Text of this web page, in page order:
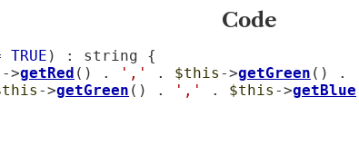
Code
TRUE ) : string {
->getRed () . ',' . $this ->getGreen () .
->getGreen () . ',' . $this ->getBlue